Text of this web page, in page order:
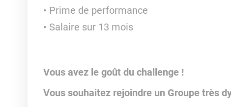
Prime de performance
Salaire sur 13 mois
Vous avez le goût du challenge !
Vous souhaitez rejoindre un Groupe très